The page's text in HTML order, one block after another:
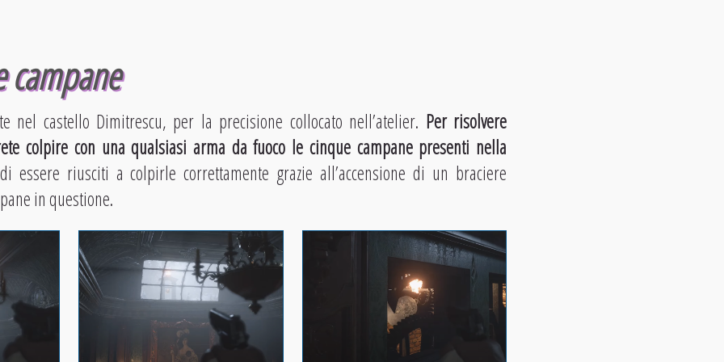
campane
nel castello Dimitrescu, per la precisione collocato nell’atelier. Per risolvere
colpire con una qualsiasi arma da fuoco le cinque campane presenti nella
essere riusciti a colpirle correttamente grazie all’accensione di un braciere
in questione.